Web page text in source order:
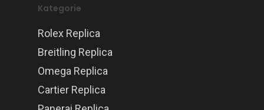
Kategorie
Rolex Replica
Breitling Replica
Omega Replica
Cartier Replica